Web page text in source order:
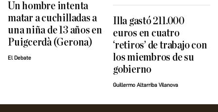
Un hombre intenta
matar a cuchilladas a
una niña de 13 años en
Puigcerdà (Gerona)
El Debate
Illa gastó 211.000
euros en cuatro
‘retiros’ de trabajo con
los miembros de su
gobierno
Guillermo Altarriba Vilanova